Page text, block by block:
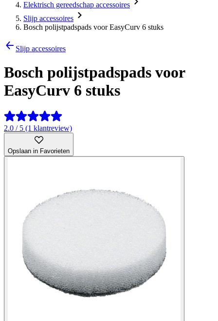
Elektrisch gereedschap accessoires
Slijp accessoires
Bosch polijstpadspads voor EasyCurv 6 stuks
Slijp accessoires
Bosch polijstpadspads voor
EasyCurv 6 stuks
2.0 / 5 (1 klantreview)
Opslaan in Favorieten